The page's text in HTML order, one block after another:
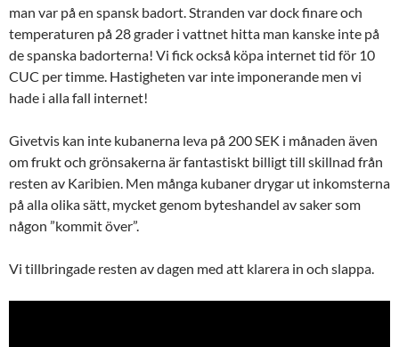
man var på en spansk badort. Stranden var dock finare och
temperaturen på 28 grader i vattnet hitta man kanske inte på
de spanska badorterna! Vi fick också köpa internet tid för 10
CUC per timme. Hastigheten var inte imponerande men vi
hade i alla fall internet!
Givetvis kan inte kubanerna leva på 200 SEK i månaden även
om frukt och grönsakerna är fantastiskt billigt till skillnad från
resten av Karibien. Men många kubaner drygar ut inkomsterna
på alla olika sätt, mycket genom byteshandel av saker som
någon ”kommit över”.
Vi tillbringade resten av dagen med att klarera in och slappa.